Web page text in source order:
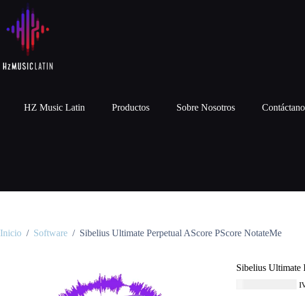
HZ Music Latin Productos Sobre Nosotros
Inicio / Software / Sibelius Ultimate Perpetual AScore PScore NotateMe
Sibelius Ultimate